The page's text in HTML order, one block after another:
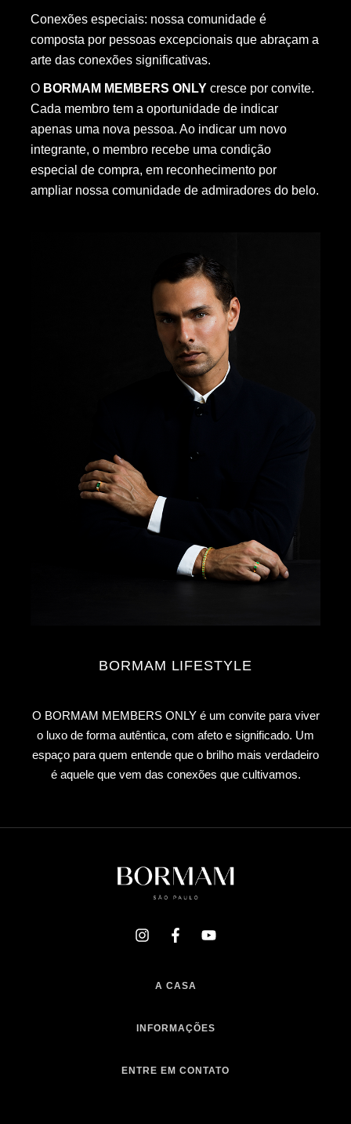
Conexões especiais: nossa comunidade é
composta por pessoas excepcionais que abraçam a
arte das conexões significativas.
O BORMAM MEMBERS ONLY cresce por convite.
Cada membro tem a oportunidade de indicar
apenas uma nova pessoa. Ao indicar um novo
integrante, o membro recebe uma condição
especial de compra, em reconhecimento por
ampliar nossa comunidade de admiradores do belo.
BORMAM LIFESTYLE
O BORMAM MEMBERS ONLY é um convite para viver
o luxo de forma autêntica, com afeto e significado. Um
espaço para quem entende que o brilho mais verdadeiro
é aquele que vem das conexões que cultivamos.
A CASA
INFORMAÇÕES
ENTRE EM CONTATO